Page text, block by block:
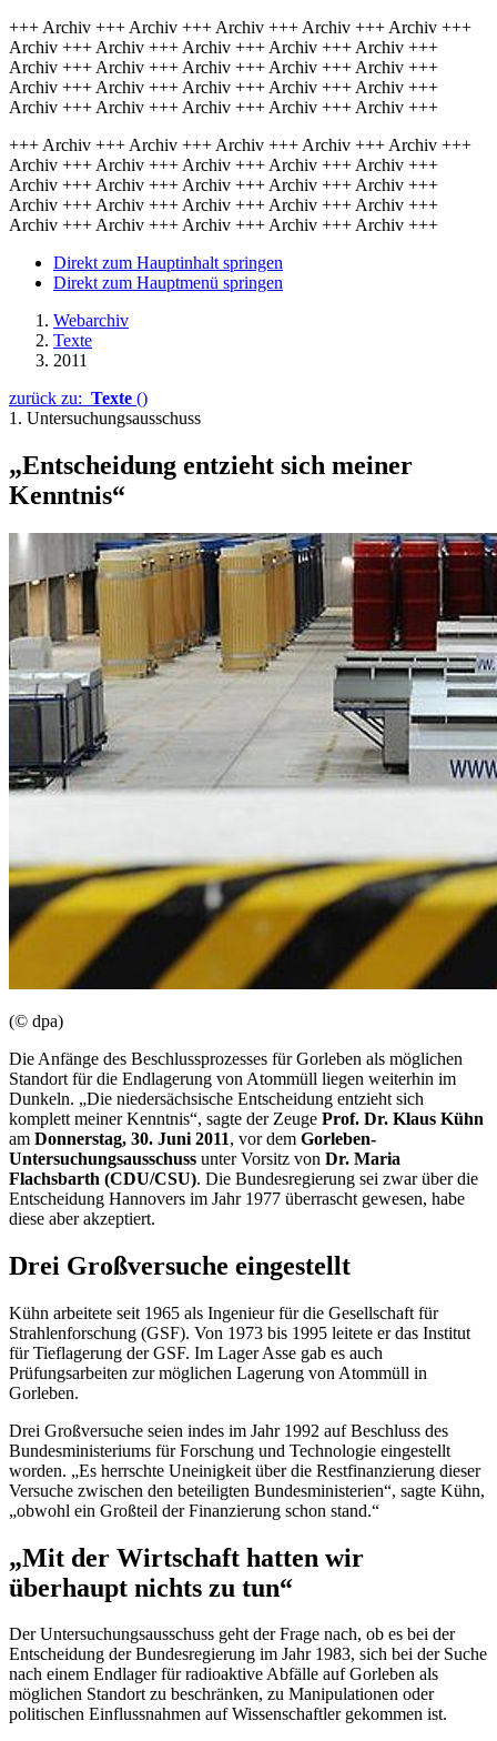
+++ Archiv +++ Archiv +++ Archiv +++ Archiv +++ Archiv +++
Archiv +++ Archiv +++ Archiv +++ Archiv +++ Archiv +++
Archiv +++ Archiv +++ Archiv +++ Archiv +++ Archiv +++
Archiv +++ Archiv +++ Archiv +++ Archiv +++ Archiv +++
Archiv +++ Archiv +++ Archiv +++ Archiv +++ Archiv +++
+++ Archiv +++ Archiv +++ Archiv +++ Archiv +++ Archiv +++
Archiv +++ Archiv +++ Archiv +++ Archiv +++ Archiv +++
Archiv +++ Archiv +++ Archiv +++ Archiv +++ Archiv +++
Archiv +++ Archiv +++ Archiv +++ Archiv +++ Archiv +++
Archiv +++ Archiv +++ Archiv +++ Archiv +++ Archiv +++
Direkt zum Hauptinhalt springen
Direkt zum Hauptmenü springen
Webarchiv
Texte
2011
zurück zu: Texte ()
1. Untersuchungsausschuss
„Entscheidung entzieht sich meiner
Kenntnis“
(© dpa)
Die Anfänge des Beschlussprozesses für Gorleben als möglichen
Standort für die Endlagerung von Atommüll liegen weiterhin im
Dunkeln. „Die niedersächsische Entscheidung entzieht sich
komplett meiner Kenntnis“, sagte der Zeuge Prof. Dr. Klaus Kühn
am Donnerstag, 30. Juni 2011, vor dem Gorleben-
Untersuchungsausschuss unter Vorsitz von Dr. Maria
Flachsbarth (CDU/CSU). Die Bundesregierung sei zwar über die
Entscheidung Hannovers im Jahr 1977 überrascht gewesen, habe
diese aber akzeptiert.
Drei Großversuche eingestellt
Kühn arbeitete seit 1965 als Ingenieur für die Gesellschaft für
Strahlenforschung (GSF). Von 1973 bis 1995 leitete er das Institut
für Tieflagerung der GSF. Im Lager Asse gab es auch
Prüfungsarbeiten zur möglichen Lagerung von Atommüll in
Gorleben.
Drei Großversuche seien indes im Jahr 1992 auf Beschluss des
Bundesministeriums für Forschung und Technologie eingestellt
worden. „Es herrschte Uneinigkeit über die Restfinanzierung dieser
Versuche zwischen den beteiligten Bundesministerien“, sagte Kühn,
„obwohl ein Großteil der Finanzierung schon stand.“
„Mit der Wirtschaft hatten wir
überhaupt nichts zu tun“
Der Untersuchungsausschuss geht der Frage nach, ob es bei der
Entscheidung der Bundesregierung im Jahr 1983, sich bei der Suche
nach einem Endlager für radioaktive Abfälle auf Gorleben als
möglichen Standort zu beschränken, zu Manipulationen oder
politischen Einflussnahmen auf Wissenschaftler gekommen ist.